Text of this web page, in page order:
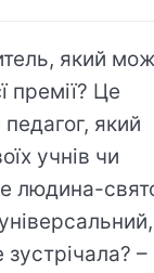
який
премії? Це
який
учнів чи
людина-
–